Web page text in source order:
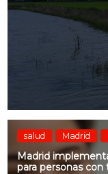
salud Madrid
Madrid
para personas